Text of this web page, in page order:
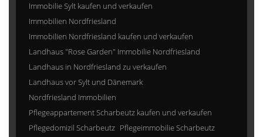
Immobilie Sylt kaufen und verkaufen
Immobilien Nordfriesland
Immobilien Nordfriesland kaufen und verkaufen
Landhaus "Rose Garden" Immobilie Nordfriesland
Landhaus in Nordfriesland zu verkaufen
Landhaus vor Sylt und Dänemark
Nordfriesland Immobilien
Pflegeappartement Scharbeutz kaufen und verkaufen
Pflegedomizil Scharbeutz Pflegeimmobilie Scharbeutz